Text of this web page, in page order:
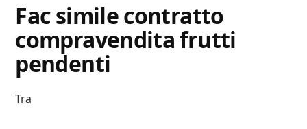
Fac simile contratto
compravendita frutti
pendenti
Tra